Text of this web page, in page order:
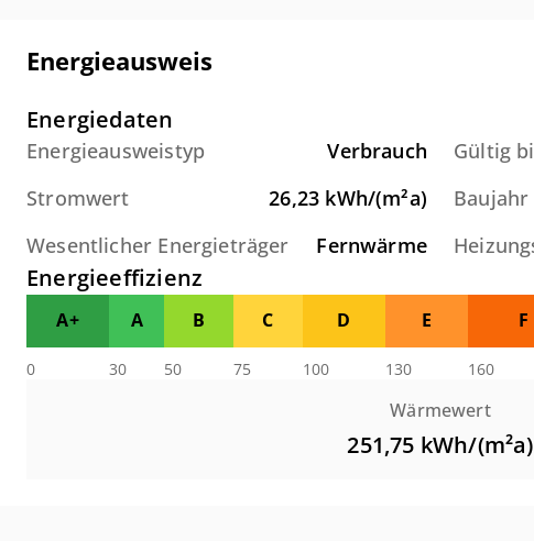
Stromenergieverbrauchskennwert: 26,23
Baujahr: 1904
Wir freuen uns, Ihnen die Flächen
im Erfolgsfall von der Vermieterseite
Energieausweis
Energiedaten
Energieausweistyp Verbrauch Gültig
Stromwert
26,23 kWh/(m²a) Baujahr
Wesentlicher Energieträger
Fernwärme
Energieeffizienz
A+ A B C D E F
0 30 50 75 100 130 160
Wärmewert
251,75 kWh/(m²a)